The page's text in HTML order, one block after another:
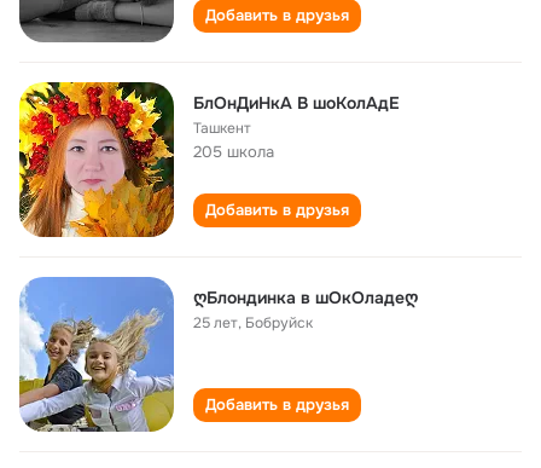
Добавить в друзья
БлОнДиНкА В шоКолАдЕ
Ташкент
205 школа
Добавить в друзья
ღБлондинка в шОкОладеღ
25 лет, Бобруйск
Добавить в друзья